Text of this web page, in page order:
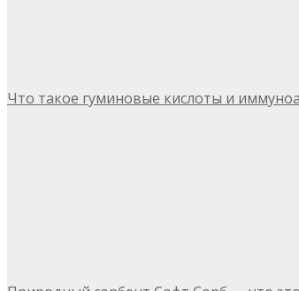
Что такое гуминовые кислоты и